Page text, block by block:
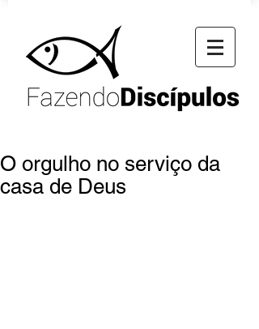
O orgulho no serviço da
casa de Deus